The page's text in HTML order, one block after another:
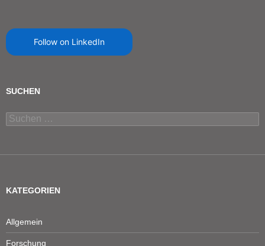
Follow on LinkedIn
SUCHEN
Suchen
nach:
KATEGORIEN
Allgemein
Forschung